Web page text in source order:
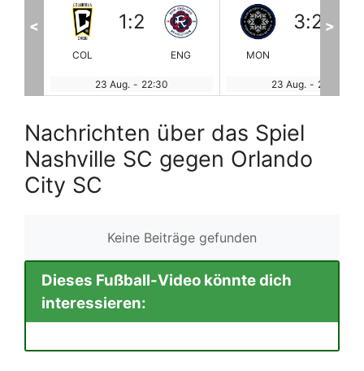
MON
3:2
Austin
23 Aug. - 22:30
UNI
1:1
23 Aug. - 22:30
< >
Nachrichten über das Spiel
Nashville SC gegen Orlando
City SC
Keine Beiträge gefunden
Dieses Fußball-Video könnte dich
interessieren: